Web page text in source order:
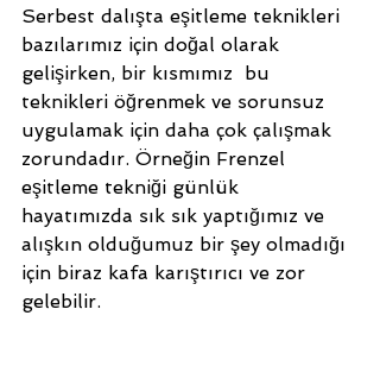
Serbest dalışta eşitleme teknikleri
bazılarımız için doğal olarak
gelişirken, bir kısmımız  bu
teknikleri öğrenmek ve sorunsuz
uygulamak için daha çok çalışmak
zorundadır. Örneğin Frenzel
eşitleme tekniği günlük
hayatımızda sık sık yaptığımız ve
alışkın olduğumuz bir şey olmadığı
için biraz kafa karıştırıcı ve zor
gelebilir.